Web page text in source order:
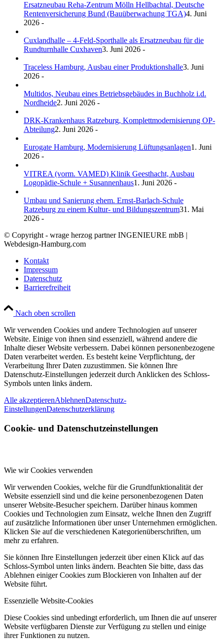
Ersatzneubau Reha-Zentrum Mölln Hellbachtal, Deutsche
Rentenversicherung Bund (Bauüberwachung TGA)4. Juni
2026 -
Cuxlandhalle – 4-Feld-Sporthalle als Ersatzneubau für die
Rundturnhalle Cuxhaven3. Juni 2026 -
Traceless Hamburg, Ausbau einer Produktionshalle3. Juni
2026 -
Multidos, Neubau eines Betriebsgebäudes in Buchholz i.d.
Nordheide2. Juni 2026 -
DRK-Krankenhaus Ratzeburg, Komplettmodernisierung OP-
Abteilung2. Juni 2026 -
Eurogate Hamburg, Modernisierung Lüftungsanlagen1. Juni
2026 -
VITREA (vorm. VAMED) Klinik Geesthacht, Ausbau
Logopädie-Schule + Susannenhaus1. Juni 2026 -
Umbau und Sanierung ehem. Ernst-Barlach-Schule
Ratzeburg zu einem Kultur- und Bildungszentrum31. Mai
2026 -
© Copyright - wrage herzog partner INGENIEURE mbB |
Webdesign-Hamburg.com
Kontakt
Impressum
Datenschutz
Barrierefreiheit
Nach oben scrollen
Wir verwenden Cookies und andere Technologien auf unserer
Website. Einige von ihnen sind essenziell, während andere die
Inhalte dieser Website verbessern. Dabei können personenbezogene
Daten verarbeitet werden. Es besteht keine Verpflichtung, der
Verarbeitung Ihrer Daten zuzustimmen. Sie können Ihre
Datenschutz-Einstellungen jederzeit durch Anklicken des Schloss-
Symbols unten links ändern.
Alle akzeptierenAblehnenDatenschutz-
EinstellungenDatenschutzerklärung
Cookie- und Datenschutzeinstellungen
Wie wir Cookies verwenden
Wir verwenden Cookies, welche für die Grundfunktionalität der
Website essenziell sind und die keine personenbezogenen Daten
unserer Website-Besucher speichern. Darüber hinaus kommen
Cookies und Technologien zum Einsatz, welche Ihnen den Zugriff
auf zusätzliche Informationen über unser Unternehmen ermöglichen.
Klicken Sie auf die verschiedenen Kategorienüberschriften, um
mehr zu erfahren.
Sie können Ihre Einstellungen jederzeit über einen Klick auf das
Schloss-Symbol unten links ändern. Beachten Sie bitte, dass das
Ablehnen einiger Cookies zum Blockieren von Inhalten auf der
Website führt.
Essenzielle Website-Cookies
Diese Cookies sind unbedingt erforderlich, um Ihnen die auf unserer
Website verfügbaren Dienste zur Verfügung zu stellen und einige
ihrer Funktionen zu nutzen.